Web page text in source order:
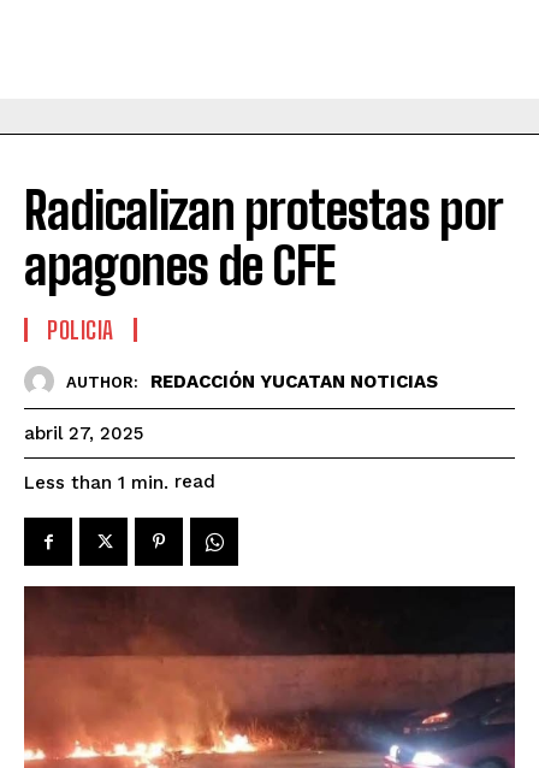
Radicalizan protestas por
apagones de CFE
POLICIA
AUTHOR: REDACCIÓN YUCATAN NOTICIAS
abril 27, 2025
Less than 1 min. read